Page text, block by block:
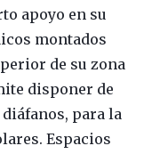
apoyo en su
montados
de su zona
disponer de
para la
Espacios